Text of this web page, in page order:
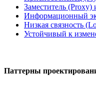
Заместитель (Proxy)
Информационный
Низкая связность
Устойчивый к
Паттерны